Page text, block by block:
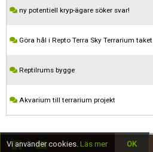
ny potentiell kryp-ägare söker svar!
Göra hål i Repto Terra Sky Terrarium taket
Reptilrums bygge
Akvarium till terrarium projekt
Vi använder cookies. Läs mer OK